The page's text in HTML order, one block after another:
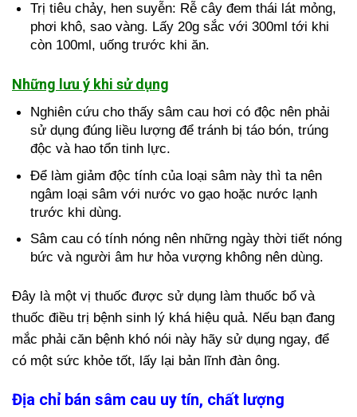
Trị tiêu chảy, hen suyễn: Rễ cây đem thái lát mỏng,
phơi khô, sao vàng. Lấy 20g sắc với 300ml tới khi
còn 100ml, uống trước khi ăn.
Những lưu ý khi sử dụng
Nghiên cứu cho thấy sâm cau hơi có độc nên phải
sử dụng đúng liều lượng để tránh bị táo bón, trúng
độc và hao tổn tinh lực.
Để làm giảm độc tính của loại sâm này thì ta nên
ngâm loại sâm với nước vo gạo hoặc nước lạnh
trước khi dùng.
Sâm cau có tính nóng nên những ngày thời tiết nóng
bức và người âm hư hỏa vượng không nên dùng.
Đây là một vị thuốc được sử dụng làm thuốc bổ và
thuốc điều trị bệnh sinh lý khá hiệu quả. Nếu bạn đang
mắc phải căn bệnh khó nói này hãy sử dụng ngay, để
có một sức khỏe tốt, lấy lại bản lĩnh đàn ông.
Địa chỉ bán sâm cau uy tín, chất lượng